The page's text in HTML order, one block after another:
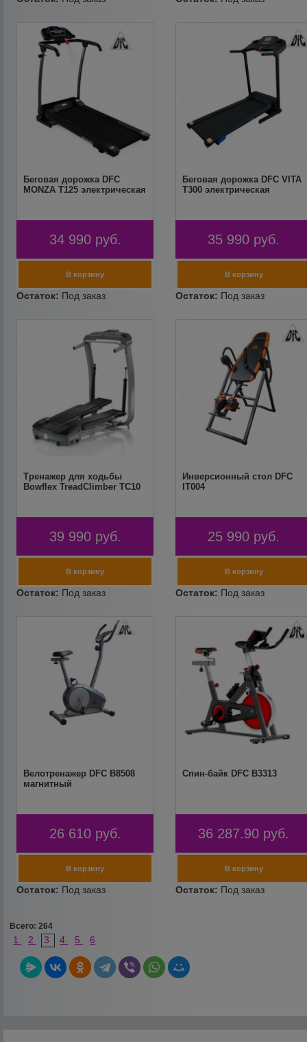
Беговая дорожка DFC
MONZA T125 электрическая
34 990 руб.
Беговая дорожка DFC VITA
T300 электрическая
35 990 руб.
Тренажер для ходьбы
Bowflex TreadClimber TC10
39 990 руб.
Инверсионный стол DFC
IT004
25 990 руб.
Велотренажер DFC B8508
магнитный
26 610 руб.
Спин-байк DFC B3313
36 287.90 руб.
Всего: 264
1 2 3 4 5 6